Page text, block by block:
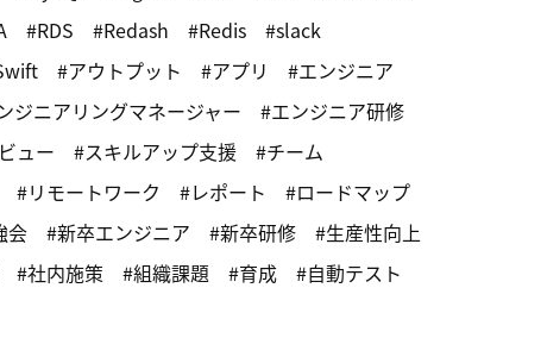
RDS Redash Redis
slack
アウトプット アプリ
エンジニア
ジニアリングマネージャー
エンジニア研修
ュー スキルアップ支援
チーム
リモートワーク レポート
ロードマップ
会 新卒エンジニア 新卒研修
生産性向上
社内施策 組織課題 育成
自動テスト